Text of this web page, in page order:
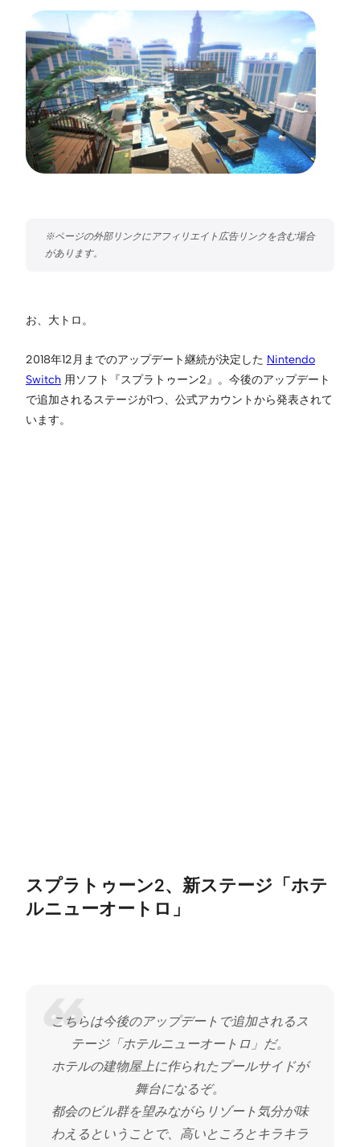
お、大トロ。
2018年12月までのアップデート継続が決定した Nintendo
Switch 用ソフト『スプラトゥーン2』。今後のアップデート
で追加されるステージが1つ、公式アカウントから発表されて
います。
スプラトゥーン2、新ステージ「ホテ
ルニューオートロ」
こちらは今後のアップデートで追加されるス
テージ「ホテルニューオートロ」だ。
ホテルの建物屋上に作られたプールサイドが
舞台になるぞ。
都会のビル群を望みながらリゾート気分が味
わえるということで、高いところとキラキラ